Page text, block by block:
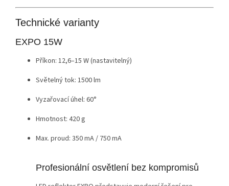
Technické varianty
EXPO 15W
Příkon: 12,6–15 W (nastavitelný)
Světelný tok: 1500 lm
Vyzařovací úhel: 60°
Hmotnost: 420 g
Max. proud: 350 mA / 750 mA
Profesionální osvětlení bez kompromisů